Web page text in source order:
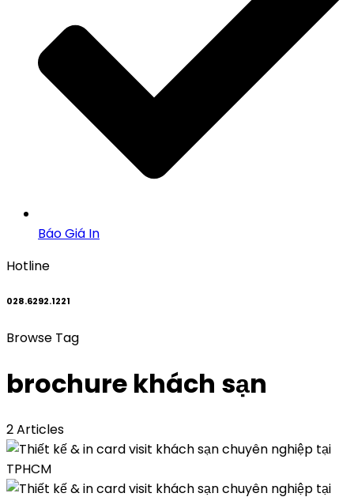
Báo Giá In
Hotline
028.6292.1221
Browse Tag
brochure khách sạn
2 Articles